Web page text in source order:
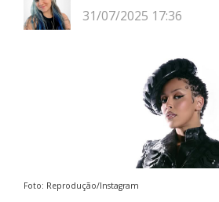
31/07/2025 17:36
Foto: Reprodução/Instagram